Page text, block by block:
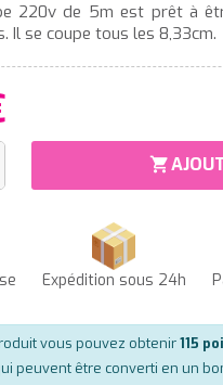
220v de 5m est prêt à
Il se coupe tous les 8,33cm.
shopping_cart
Expédition sous 24h
vous pouvez obtenir115
peuvent être converti en un